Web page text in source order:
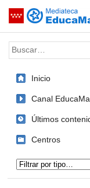
Saltar navegación
Palabra o frase:
Inicio
Canal
Últimos
Centros